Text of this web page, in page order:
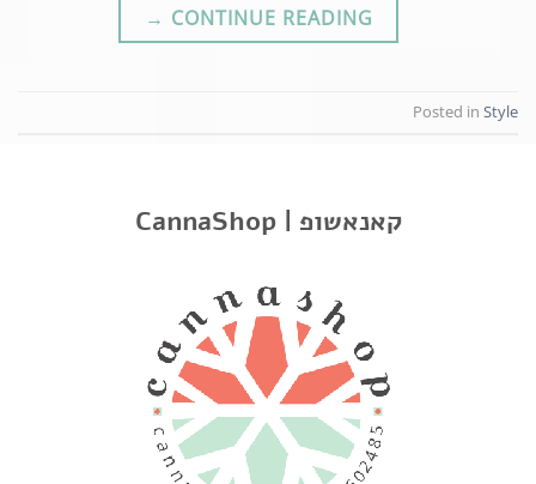
CannaShop | קאנאשופ
CONTINUE READING
→
Posted in Style
Another post with A Gallery
Lorem ipsum dolor sit amet, consectetur adipiscing
elit. In sed vulputate massa. Fusce ante magna, iaculis
ut purus ut, facilisis ultrices nibh. Quisque commodo
nunc eget tortor dapibus, et tristique magna convallis.
Phasellus egestas nunc eu venenatis vehicula.